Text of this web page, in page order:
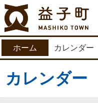
ホーム カレンダー
カレンダー